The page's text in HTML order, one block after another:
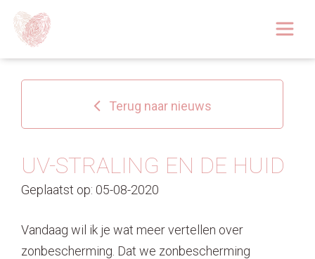
Over
Huidoplossingen
Behandelingen
Tarieven 2026
Blog
Terug naar nieuws
UV-STRALING EN DE HUID
Geplaatst op: 05-08-2020
Vandaag wil ik je wat meer vertellen over
zonbescherming. Dat we zonbescherming